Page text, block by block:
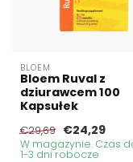
BLOEM
Bloem Ruval z
dziurawcem 100
Kapsułek
€29,69 €24,29
W magazynie. Czas
1-3 dni robocze